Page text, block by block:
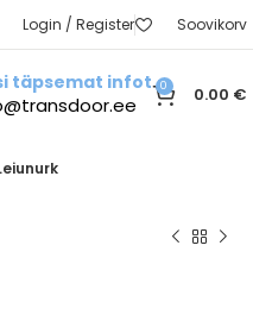
Login / Register Soovikorv
täpsemat infot 0 0.00 €